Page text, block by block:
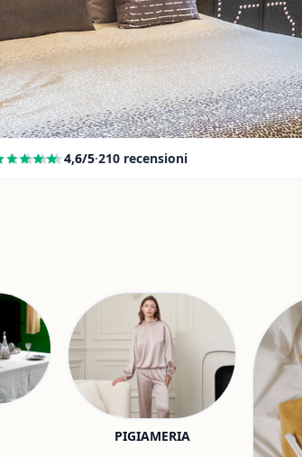
4,6/5·210 recensioni
PIGIAMERIA